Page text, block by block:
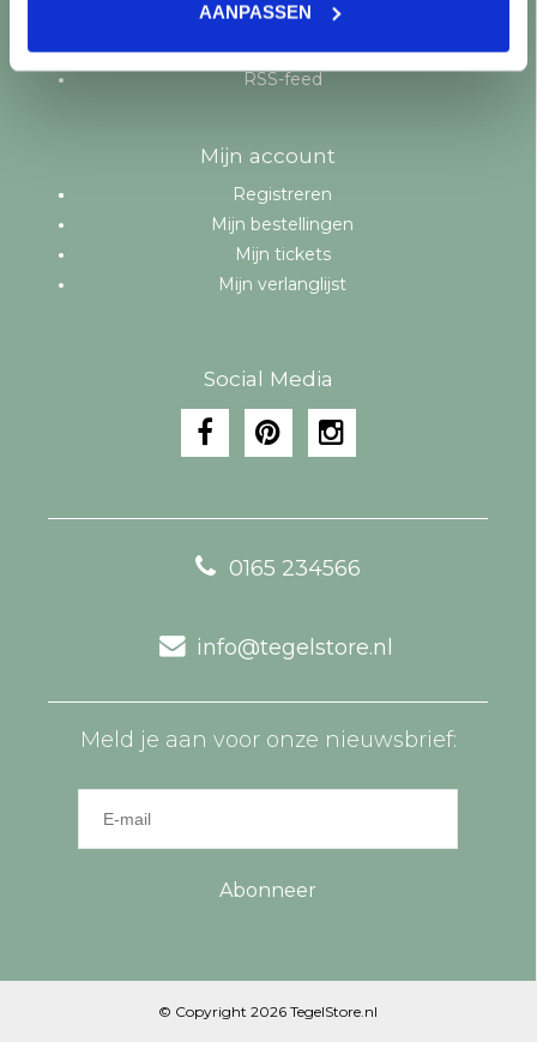
AANPASSEN
Merken
Tags
RSS-feed
Mijn account
Registreren
Mijn bestellingen
Mijn tickets
Mijn verlanglijst
Social Media
0165 234566
info@tegelstore.nl
Meld je aan voor onze nieuwsbrief:
Abonneer
© Copyright 2026 TegelStore.nl